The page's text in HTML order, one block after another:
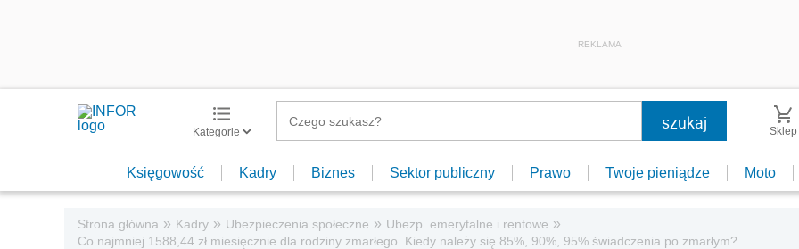
REKLAMA
Kategorie Sklep
Księgowość Kadry Biznes Sektor publiczny Prawo Twoje pieniądze Moto
Strona główna » Kadry » Ubezpieczenia społeczne » Ubezp. emerytalne i rentowe »
Co najmniej 1588,44 zł miesięcznie dla rodziny zmarłego. Kiedy należy się 85%, 90%, 95% świadczenia po zmarłym?